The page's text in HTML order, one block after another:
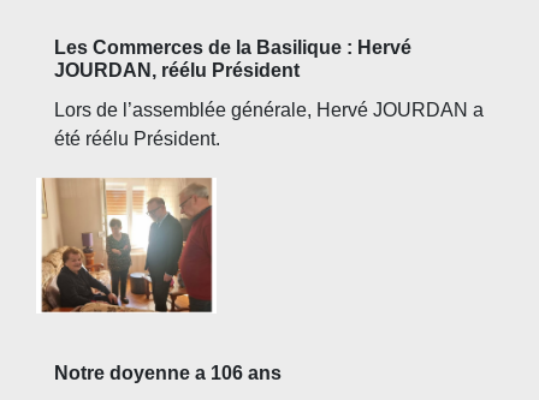
Les Commerces de la Basilique : Hervé
JOURDAN, réélu Président
Lors de l’assemblée générale, Hervé JOURDAN a
été réélu Président.
Notre doyenne a 106 ans